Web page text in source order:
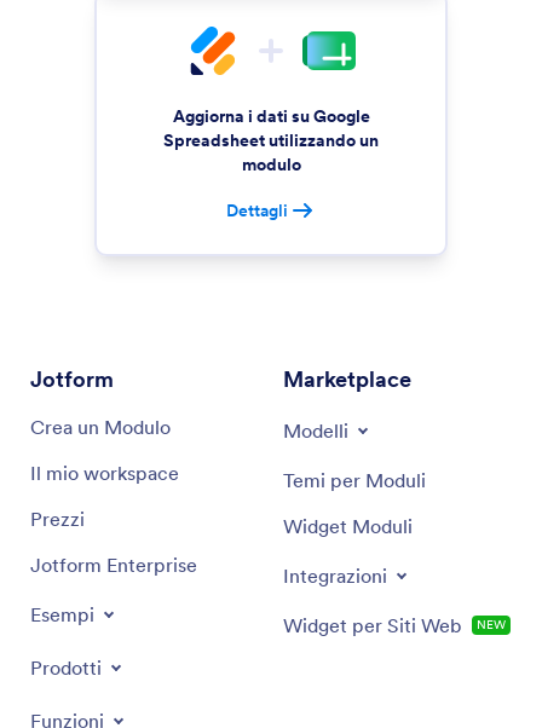
Aggiorna i dati su Google
Spreadsheet utilizzando un
modulo
Dettagli
Jotform
Crea un Modulo
Il mio workspace
Prezzi
Jotform Enterprise
Esempi
Prodotti
Funzioni
Marketplace
Modelli
Temi per Moduli
Widget Moduli
Integrazioni
Widget per Siti Web NEW